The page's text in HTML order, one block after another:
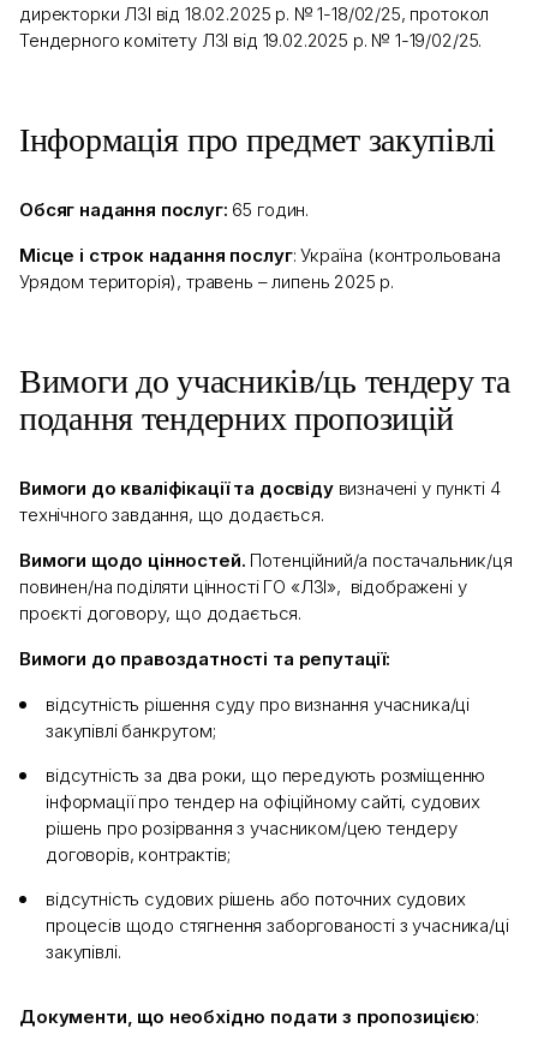
директорки ЛЗІ від 18.02.2025 р. № 1-18/02/25, протокол
Тендерного комітету ЛЗІ від 19.02.2025 р. № 1-19/02/25.
Інформація про предмет закупівлі
Обсяг надання послуг: 65 годин.
Місце і строк надання послуг: Україна (контрольована
Урядом територія), травень – липень 2025 р.
Вимоги до учасників/ць тендеру та
подання тендерних пропозицій
Вимоги до кваліфікації та досвіду визначені у пункті 4
технічного завдання, що додається.
Вимоги щодо цінностей. Потенційний/а постачальник/ця
повинен/на поділяти цінності ГО «ЛЗІ», відображені у
проєкті договору, що додається.
Вимоги до правоздатності та репутації:
відсутність рішення суду про визнання учасника/ці
закупівлі банкрутом;
відсутність за два роки, що передують розміщенню
інформації про тендер на офіційному сайті, судових
рішень про розірвання з учасником/цею тендеру
договорів, контрактів;
відсутність судових рішень або поточних судових
процесів щодо стягнення заборгованості з учасника/ці
закупівлі.
Документи, що необхідно подати з пропозицією: